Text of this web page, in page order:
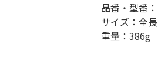
品番・型番
サイズ：全
重量：386g